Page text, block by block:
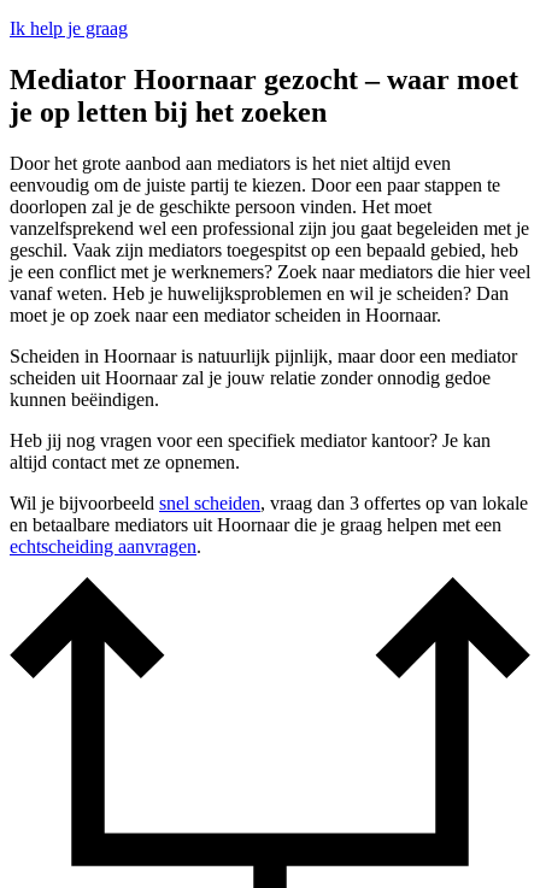
Ik help je graag
Mediator Hoornaar gezocht – waar moet
je op letten bij het zoeken
Door het grote aanbod aan mediators is het niet altijd even
eenvoudig om de juiste partij te kiezen. Door een paar stappen te
doorlopen zal je de geschikte persoon vinden. Het moet
vanzelfsprekend wel een professional zijn jou gaat begeleiden met je
geschil. Vaak zijn mediators toegespitst op een bepaald gebied, heb
je een conflict met je werknemers? Zoek naar mediators die hier veel
vanaf weten. Heb je huwelijksproblemen en wil je scheiden? Dan
moet je op zoek naar een mediator scheiden in Hoornaar.
Scheiden in Hoornaar is natuurlijk pijnlijk, maar door een mediator
scheiden uit Hoornaar zal je jouw relatie zonder onnodig gedoe
kunnen beëindigen.
Heb jij nog vragen voor een specifiek mediator kantoor? Je kan
altijd contact met ze opnemen.
Wil je bijvoorbeeld snel scheiden, vraag dan 3 offertes op van lokale
en betaalbare mediators uit Hoornaar die je graag helpen met een
echtscheiding aanvragen.